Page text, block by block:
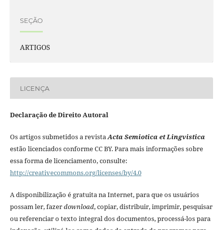
SEÇÃO
ARTIGOS
LICENÇA
Declaração de Direito Autoral
Os artigos submetidos a revistaActa Semiotica et Lingvistica
estão licenciados conforme CC BY. Para mais informações sobre
essa forma de licenciamento, consulte:
http://creativecommons.org/licenses/by/4.0
A disponibilização é gratuita na Internet, para que os usuários
possam ler, fazerdownload, copiar, distribuir, imprimir, pesquisar
ou referenciar o texto integral dos documentos, processá-los para